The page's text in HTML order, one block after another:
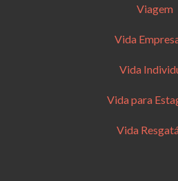
Viagem
Vida
Vida
Vida para
Vida